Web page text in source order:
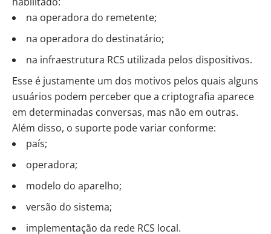
na operadora do remetente;
na operadora do destinatário;
na infraestrutura RCS utilizada pelos dispositivos.
Esse é justamente um dos motivos pelos quais alguns
usuários podem perceber que a criptografia aparece
em determinadas conversas, mas não em outras.
Além disso, o suporte pode variar conforme:
país;
operadora;
modelo do aparelho;
versão do sistema;
implementação da rede RCS local.